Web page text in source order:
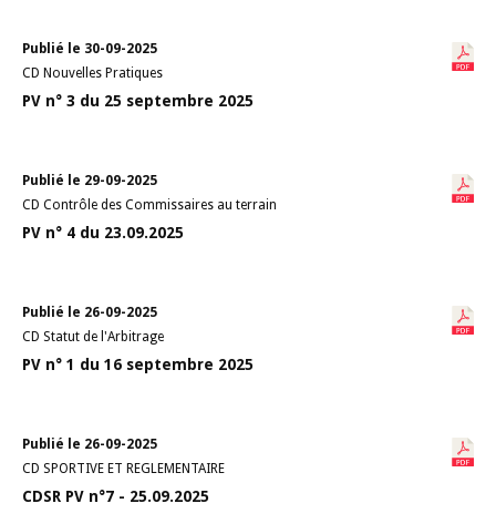
Publié le 30-09-2025
CD Nouvelles Pratiques
PV n° 3 du 25 septembre 2025
Publié le 29-09-2025
CD Contrôle des Commissaires au terrain
PV n° 4 du 23.09.2025
Publié le 26-09-2025
CD Statut de l'Arbitrage
PV n° 1 du 16 septembre 2025
Publié le 26-09-2025
CD SPORTIVE ET REGLEMENTAIRE
CDSR PV n°7 - 25.09.2025